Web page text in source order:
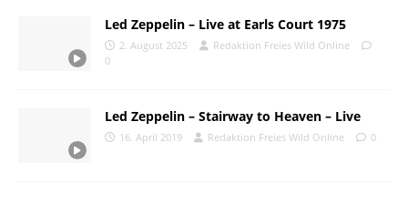
Led Zeppelin – Live at Earls Court 1975
2. August 2025
Redaktion Freies Wild Online
0
Led Zeppelin – Stairway to Heaven – Live
16. April 2019 Redaktion Freies Wild Online 0